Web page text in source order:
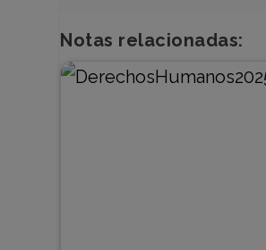
Notas relacionadas: